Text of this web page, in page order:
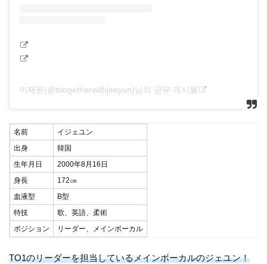
이재윤(@toogetherwithjaeyun)님의 공유 게시물
名前
イジェユン
出身
韓国
生年月日
2000年8月16日
身長
172㎝
血液型
B型
特技
歌、英語、柔術
ポジション
リーダー、メインボーカル
TO1のリーダーを担当しているメインボーカルのジェユン！